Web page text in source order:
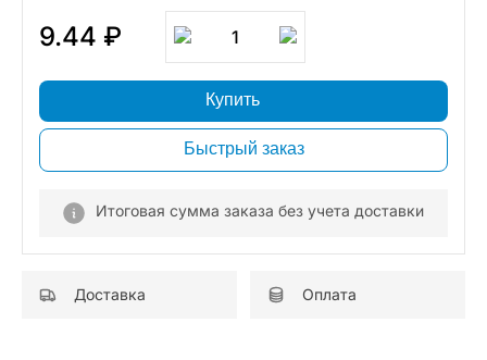
9.44 ₽ 1
Купить
Быстрый заказ
Итоговая сумма заказа без учета доставки
Доставка Оплата